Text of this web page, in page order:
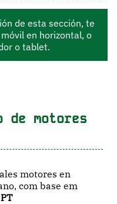
de esta sección, te
en horizontal, o
o tablet.
de motores
motores en
com base em